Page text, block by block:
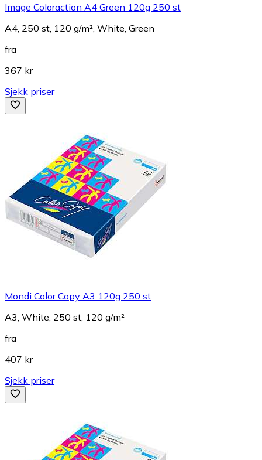
Image Coloraction A4 Green 120g 250 st
A4, 250 st, 120 g/m², White, Green
fra
367 kr
Sjekk priser
Mondi Color Copy A3 120g 250 st
A3, White, 250 st, 120 g/m²
fra
407 kr
Sjekk priser